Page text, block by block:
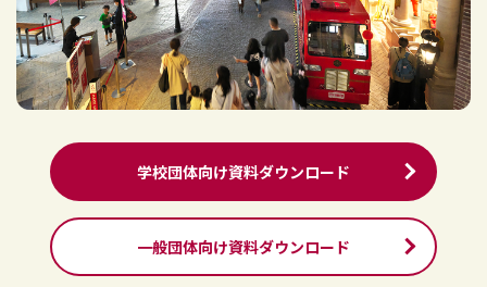
学校団体向け資料ダウンロード
一般団体向け資料ダウンロード